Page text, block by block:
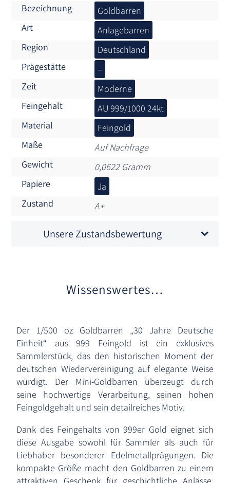
Bezeichnung
Goldbarren
Art
Anlagebarren
Region
Deutschland
Prägestätte
–
Zeit
Moderne
Feingehalt
AU 999/1000 24kt
Material
Feingold
Maße
Auf Nachfrage
Gewicht
0,0622 Gramm
Papiere
Ja
Zustand
A+
Unsere Zustandsbewertung
Wissenswertes…
Der 1/500 oz Goldbarren „30 Jahre Deutsche
Einheit“ aus 999 Feingold ist ein exklusives
Sammlerstück, das den historischen Moment der
deutschen Wiedervereinigung auf elegante Weise
würdigt. Der Mini-Goldbarren überzeugt durch
seine hochwertige Verarbeitung, seinen hohen
Feingoldgehalt und sein detailreiches Motiv.
Dank des Feingehalts von 999er Gold eignet sich
diese Ausgabe sowohl für Sammler als auch für
Liebhaber besonderer Edelmetallprägungen. Die
kompakte Größe macht den Goldbarren zu einem